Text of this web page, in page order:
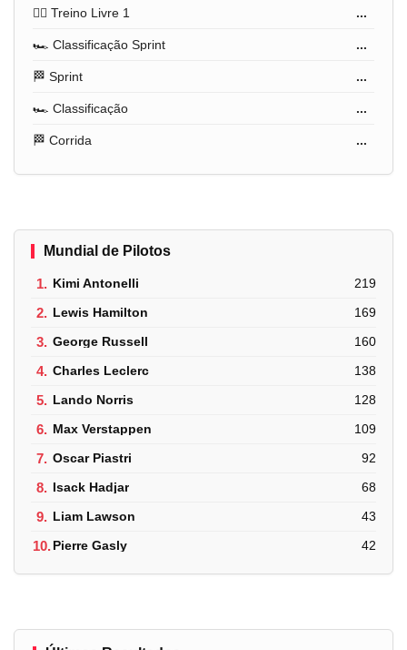
🏋️‍♂️ Treino Livre 1 ...
🏎️ Classificação Sprint ...
🏁 Sprint ...
🏎️ Classificação ...
🏁 Corrida ...
Mundial de Pilotos
1. Kimi Antonelli 219
2. Lewis Hamilton 169
3. George Russell 160
4. Charles Leclerc 138
5. Lando Norris 128
6. Max Verstappen 109
7. Oscar Piastri 92
8. Isack Hadjar 68
9. Liam Lawson 43
10.Pierre Gasly 42